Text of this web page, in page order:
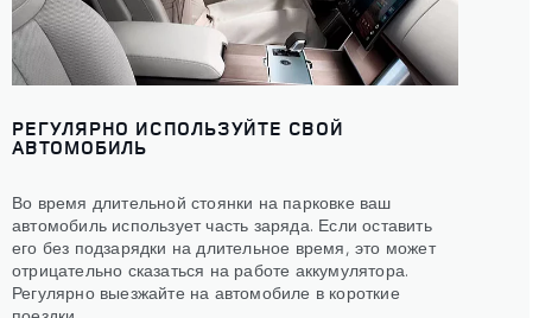
РЕГУЛЯРНО ИСПОЛЬЗУЙТЕ СВОЙ
АВТОМОБИЛЬ
Во время длительной стоянки на парковке ваш
автомобиль использует часть заряда. Если оставить
его без подзарядки на длительное время, это может
отрицательно сказаться на работе аккумулятора.
Регулярно выезжайте на автомобиле в короткие